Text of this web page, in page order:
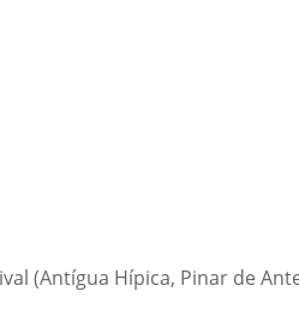
(Antígua Hípica, Pinar de